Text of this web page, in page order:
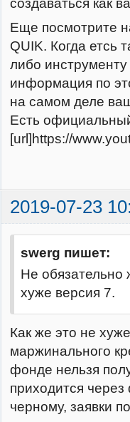
Еще посмотрите
QUIK. Когда етсь
либо
информация по
на самом деле
Есть
[url]https://
2019-07-23
swerg пишет:
Не
хуже версия 7.
Как же это не
маржинального
фонде нельзя
приходится
черному, заявки